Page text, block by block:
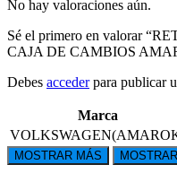
No hay valoraciones aún.
Sé el primero en valorar
CAJA DE CAMBIOS
Debes accederpara publicar
Marca